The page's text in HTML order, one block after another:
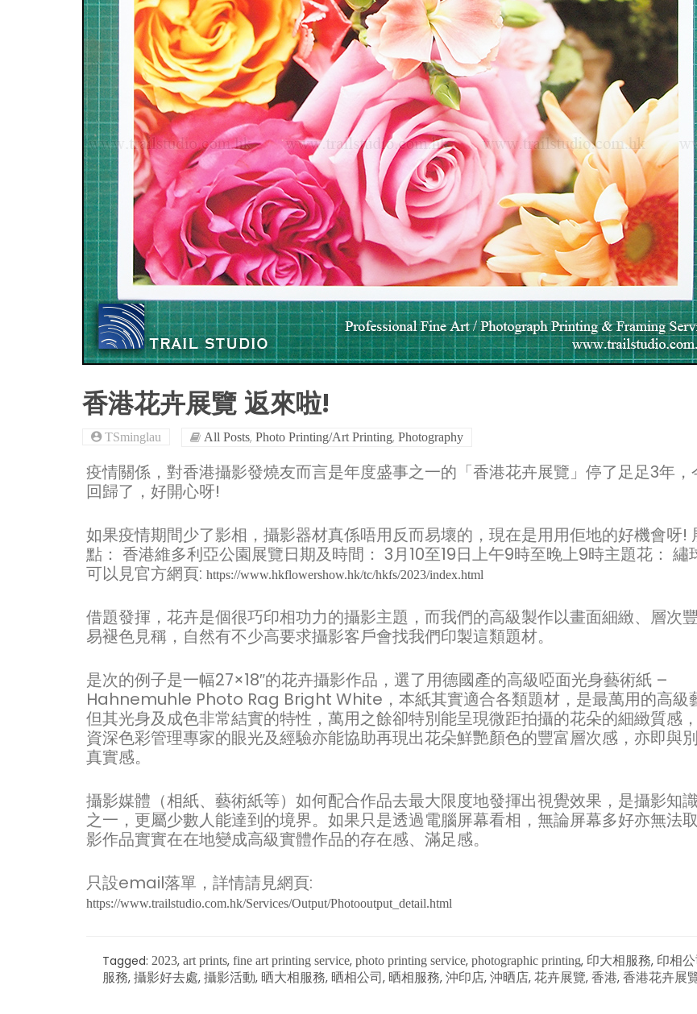
香港花卉展覽 返來啦!
TSminglau All Posts, Photo Printing/Art Printing, Photography
疫情關係，對香港攝影發燒友而言是年度盛事之一的「香港花卉展覽」停了足足3年，
回歸了，好開心呀!
如果疫情期間少了影相，攝影器材真係唔用反而易壞的，現在是用用佢地的好機會呀!
點： 香港維多利亞公園展覽日期及時間： 3月10至19日上午9時至晚上9時主題花： 繡
可以見官方網頁: https://www.hkflowershow.hk/tc/hkfs/2023/index.html
借題發揮，花卉是個很巧印相功力的攝影主題，而我們的高級製作以畫面細緻、層次
易褪色見稱，自然有不少高要求攝影客戶會找我們印製這類題材。
是次的例子是一幅27×18″的花卉攝影作品，選了用德國產的高級啞面光身藝術紙 –
Hahnemuhle Photo Rag Bright White，本紙其實適合各類題材，是最萬用的高級
但其光身及成色非常結實的特性，萬用之餘卻特別能呈現微距拍攝的花朵的細緻質感
資深色彩管理專家的眼光及經驗亦能協助再現出花朵鮮艷顏色的豐富層次感，亦即與
真實感。
攝影媒體（相紙、藝術紙等）如何配合作品去最大限度地發揮出視覺效果，是攝影知
之一，更屬少數人能達到的境界。如果只是透過電腦屏幕看相，無論屏幕多好亦無法
影作品實實在在地變成高級實體作品的存在感、滿足感。
只設email落單，詳情請見網頁:
https://www.trailstudio.com.hk/Services/Output/Photooutput_detail.html
Tagged: 2023, art prints, fine art printing service, photo printing service, photographic printing, 印大相服務, 印相公
服務, 攝影好去處, 攝影活動, 晒大相服務, 晒相公司 , 晒相服務, 沖印店, 沖晒店, 花卉展覽, 香港, 香港花卉展